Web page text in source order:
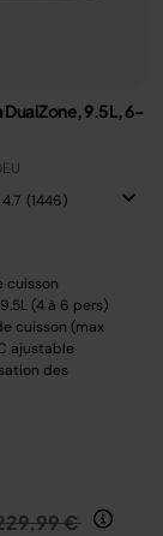
DualZone, 9.5L, 6-
4.7 (1446)
cuisson
(4 à 6 pers)
cuisson (max
ajustable
des
réduit de
€ au